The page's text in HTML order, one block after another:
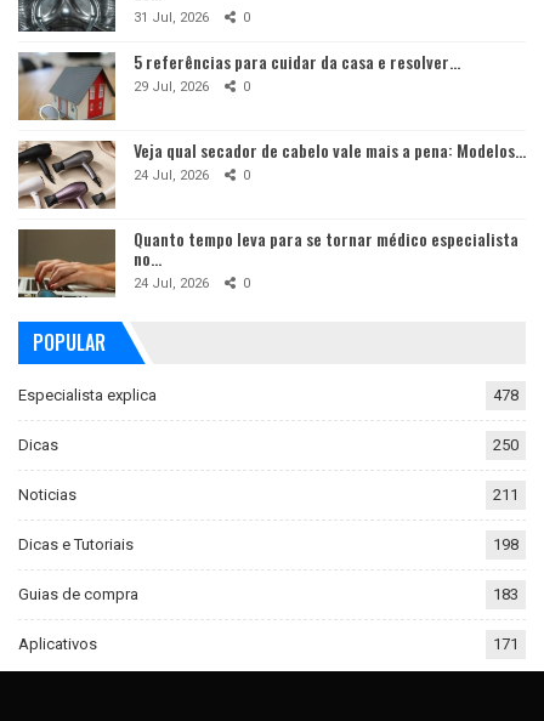
31 Jul, 2026 0
5 referências para cuidar da casa e resolver…
29 Jul, 2026 0
Veja qual secador de cabelo vale mais a pena: Modelos…
24 Jul, 2026 0
Quanto tempo leva para se tornar médico especialista
no…
24 Jul, 2026 0
POPULAR
Especialista explica 478
Dicas 250
Noticias 211
Dicas e Tutoriais 198
Guias de compra 183
Aplicativos 171